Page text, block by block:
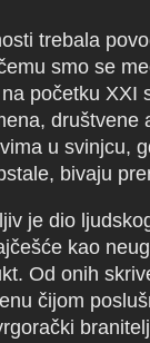
trebala
smo se
početku XXI
društvene
u svinjcu,
bivaju
je dio
kao
Od onih
čijom